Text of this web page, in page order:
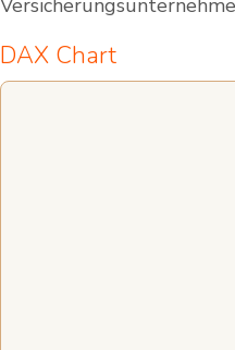
DAX Chart